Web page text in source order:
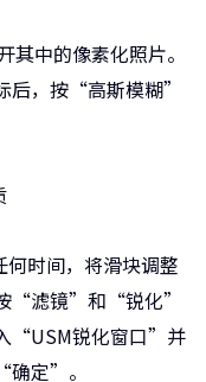
中的像素化照片。
，按“高斯模糊”
时间，将滑块调整
“滤镜”和“锐化”
“USM锐化窗口”并
确定”。